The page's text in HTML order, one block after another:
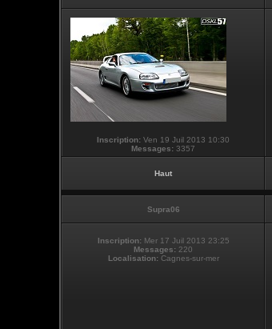
Inscription: Ven 19 Juil 2013 10:30
Messages: 3357
Haut
Supra06
Inscription: Mer 17 Juil 2013 23:25
Messages: 220
Localisation:Cagnes-sur-mer